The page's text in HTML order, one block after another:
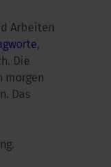
Arbeiten
,
Die
morgen
Das